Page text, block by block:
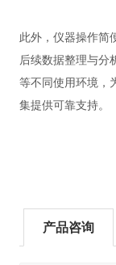
此外，仪器操作简
后续数据整理与分
等不同使用环境，
集提供可靠支持。
产品咨询